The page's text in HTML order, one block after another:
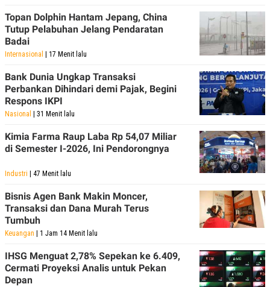
Topan Dolphin Hantam Jepang, China
Tutup Pelabuhan Jelang Pendaratan
Badai
Internasional | 17 Menit lalu
Bank Dunia Ungkap Transaksi
Perbankan Dihindari demi Pajak, Begini
Respons IKPI
Nasional | 31 Menit lalu
Kimia Farma Raup Laba Rp 54,07 Miliar
di Semester I-2026, Ini Pendorongnya
Industri | 47 Menit lalu
Bisnis Agen Bank Makin Moncer,
Transaksi dan Dana Murah Terus
Tumbuh
Keuangan | 1 Jam 14 Menit lalu
IHSG Menguat 2,78% Sepekan ke 6.409,
Cermati Proyeksi Analis untuk Pekan
Depan